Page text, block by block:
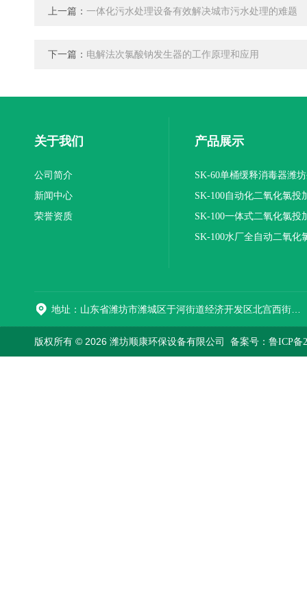
上一篇： 一体化污水处理设备有效解决城市污水处理的难题
下一篇： 电解法次氯酸钠发生器的工作原理和应用
关于我们
公司简介
新闻中心
荣誉资质
产品展示
SK-60单桶缓释消毒器潍
SK-100自动化二氧化氯投
装置
SK-100一体式二氧化氯投
报价
SK-100水厂全自动二氧化
版权所有 © 2026 潍坊顺康环保设备有限公司 备案号：鲁ICP备